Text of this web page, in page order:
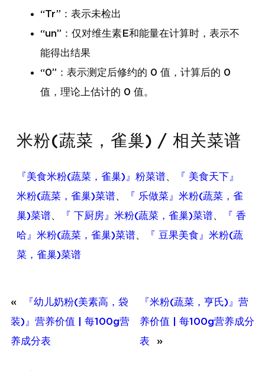
“Tr”：表示未检出
“un”：仅对维生素E和能量在计算时，表示不
能得出结果
“0”：表示测定后修约的 0 值，计算后的 0
值，理论上估计的 0 值。
米粉(蔬菜，雀巢) / 相关菜谱
『美食米粉(蔬菜，雀巢)』粉菜谱、
『 美食天下』
米粉(蔬菜，雀巢)菜谱、
『 乐做菜』米粉(蔬菜，雀
巢)菜谱、 『 下厨房』米粉(蔬菜，雀巢)菜谱、
『 香
哈』米粉(蔬菜，雀巢)菜谱、
『 豆果美食』米粉(蔬
菜，雀巢)菜谱
«
『幼儿奶粉(美素高，袋
装)』营养价值 | 每100g营
养成分表
『米粉(蔬菜，亨氏)』营
养价值 | 每100g营养成分
表
»